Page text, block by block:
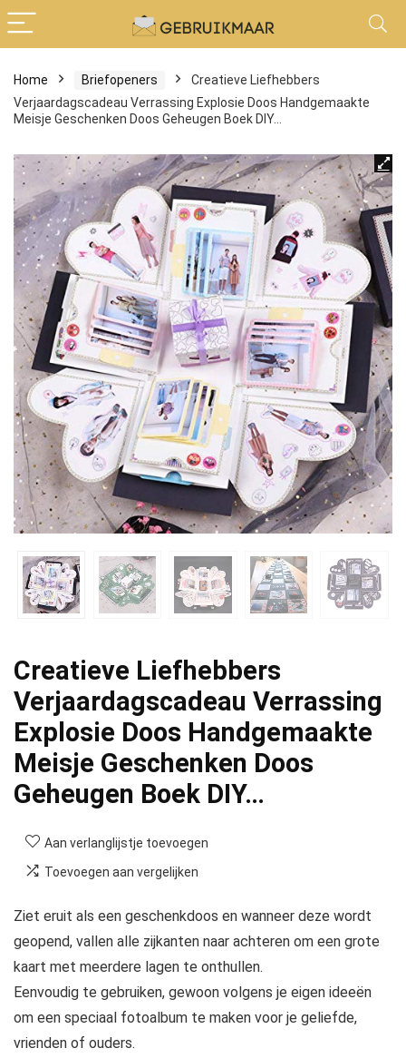
Home Briefopeners
Creatieve Liefhebbers
Verjaardagscadeau Verrassing Explosie Doos Handgemaakte
Meisje Geschenken Doos Geheugen Boek DIY…
Creatieve Liefhebbers
Verjaardagscadeau Verrassing
Explosie Doos Handgemaakte
Meisje Geschenken Doos
Geheugen Boek DIY…
Aan verlanglijstje toevoegen
Toevoegen aan vergelijken
Ziet eruit als een geschenkdoos en wanneer deze wordt
geopend, vallen alle zijkanten naar achteren om een ​​grote
kaart met meerdere lagen te onthullen.
Eenvoudig te gebruiken, gewoon volgens je eigen ideeën
om een ​​speciaal fotoalbum te maken voor je geliefde,
vrienden of ouders.